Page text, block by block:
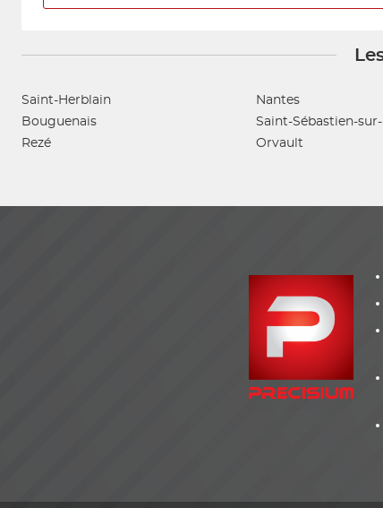
Saint-Herblain
Bouguenais
Rezé
Nantes
Saint-Sébastien-
Orvault